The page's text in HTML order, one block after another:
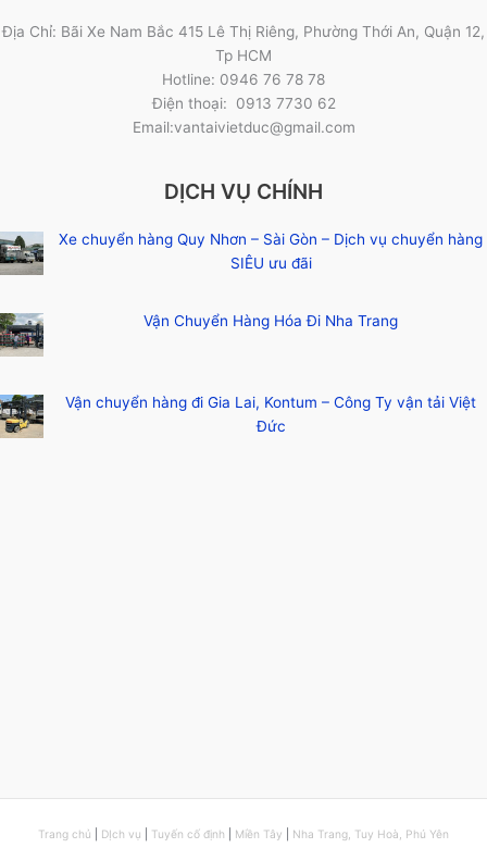
Địa Chỉ: Bãi Xe Nam Bắc 415 Lê Thị Riêng, Phường Thới An, Quận 12,
Tp HCM
Hotline: 0946 76 78 78
Điện thoại: 0913 7730 62
Email:vantaivietduc@gmail.com
DỊCH VỤ CHÍNH
Xe chuyển hàng Quy Nhơn – Sài Gòn – Dịch vụ chuyển hàng
SIÊU ưu đãi
Vận Chuyển Hàng Hóa Đi Nha Trang
Vận chuyển hàng đi Gia Lai, Kontum – Công Ty vận tải Việt
Đức
Trang chủ DỊch vụ Tuyến cố định Miền Tây Nha Trang, Tuy Hoà, Phú Yên